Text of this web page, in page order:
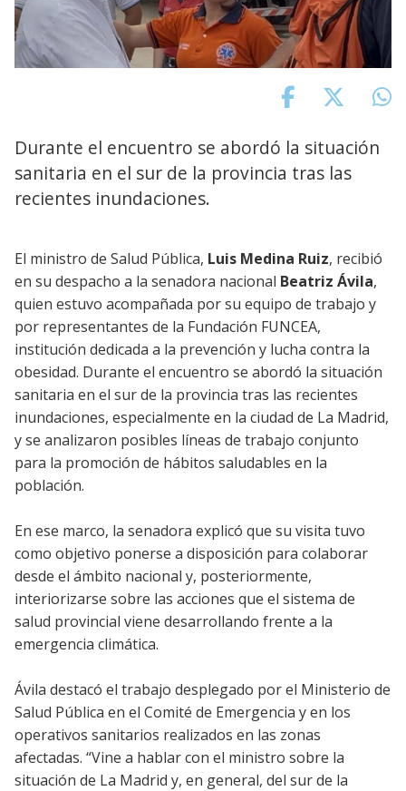
Durante el encuentro se abordó la situación
sanitaria en el sur de la provincia tras las
recientes inundaciones.
El ministro de Salud Pública, Luis Medina Ruiz, recibió
en su despacho a la senadora nacional Beatriz Ávila,
quien estuvo acompañada por su equipo de trabajo y
por representantes de la Fundación FUNCEA,
institución dedicada a la prevención y lucha contra la
obesidad. Durante el encuentro se abordó la situación
sanitaria en el sur de la provincia tras las recientes
inundaciones, especialmente en la ciudad de La Madrid,
y se analizaron posibles líneas de trabajo conjunto
para la promoción de hábitos saludables en la
población.
En ese marco, la senadora explicó que su visita tuvo
como objetivo ponerse a disposición para colaborar
desde el ámbito nacional y, posteriormente,
interiorizarse sobre las acciones que el sistema de
salud provincial viene desarrollando frente a la
emergencia climática.
Ávila destacó el trabajo desplegado por el Ministerio de
Salud Pública en el Comité de Emergencia y en los
operativos sanitarios realizados en las zonas
afectadas. “Vine a hablar con el ministro sobre la
situación de La Madrid y, en general, del sur de la